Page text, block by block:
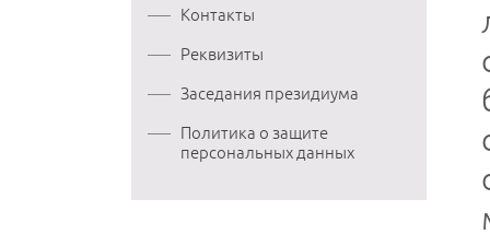
Контакты
Реквизиты
Заседания президиума
Политика о защите
персональных данных